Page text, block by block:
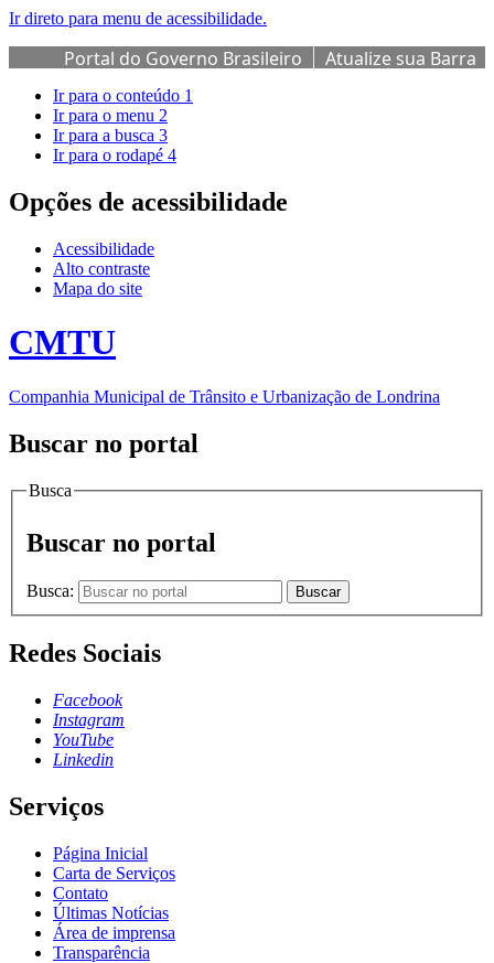
Ir direto para menu de acessibilidade.
Portal do Governo Brasileiro
Atualize sua Barra
de Governo
Ir para o conteúdo 1
Ir para o menu 2
Ir para a busca 3
Ir para o rodapé 4
Opções de acessibilidade
Acessibilidade
Alto contraste
Mapa do site
CMTU
Companhia Municipal de Trânsito e Urbanização de Londrina
Buscar no portal
Busca
Buscar no portal
Busca: Buscar
Redes Sociais
Facebook
Instagram
YouTube
Linkedin
Serviços
Página Inicial
Carta de Serviços
Contato
Últimas Notícias
Área de imprensa
Transparência